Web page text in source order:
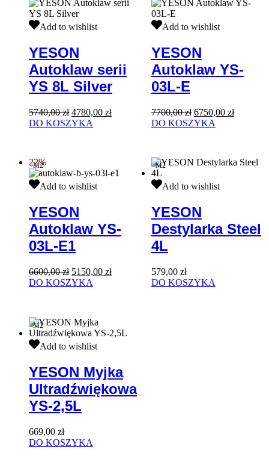
YESON
serii
YS
8L
Silver
Add to wishlist
YESON
Autoklaw serii
YS 8L Silver
5740,00zł Pierwotna
cena
4780,00 złAktualna
DO KOSZYKA
YESON
YS-
03L-
E
Add to wishlist
YESON
Autoklaw YS-
03L-E
7700,00zł Pierwotna
cena
6750,00 złAktualna
DO KOSZYKA
22%
YESON
YS-
03L-
E1
Add to wishlist
M2
YESON
Autoklaw YS-
03L-E1
6600,00zł Pierwotna
cena
5150,00 złAktualna
DO KOSZYKA
YESON
Steel
4L
Add to wishlist
M2
YESON
Destylarka Steel
4L
579,00 zł
DO KOSZYKA
YESON
Ultradźwiękowa
YS-
2,5L
Add to wishlist
M2
YESON Myjka
Ultradźwiękowa
YS-2,5L
669,00 zł
DO KOSZYKA